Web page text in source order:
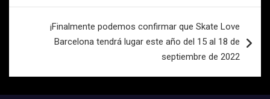
¡Finalmente podemos confirmar que Skate Love
Barcelona tendrá lugar este año del 15 al 18 de
septiembre de 2022